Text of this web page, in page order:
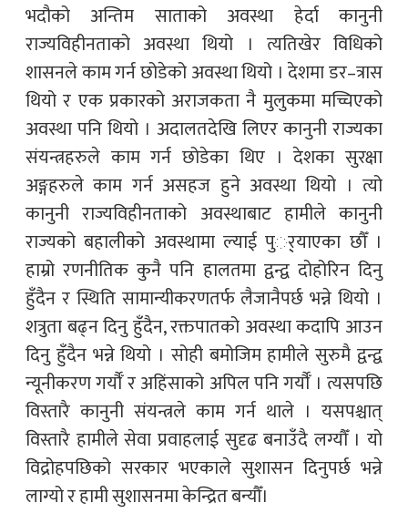
भदौको अन्तिम साताको अवस्था हेर्दा कानुनी
राज्यविहीनताको अवस्था थियो । त्यतिखेर विधिको
शासनले काम गर्न छोडेको अवस्था थियो । देशमा डर–त्रास
थियो र एक प्रकारको अराजकता नै मुलुकमा मच्चिएको
अवस्था पनि थियो । अदालतदेखि लिएर कानुनी राज्यका
संयन्त्रहरुले काम गर्न छोडेका थिए । देशका सुरक्षा
अङ्गहरुले काम गर्न असहज हुने अवस्था थियो । त्यो
कानुनी राज्यविहीनताको अवस्थाबाट हामीले कानुनी
राज्यको बहालीको अवस्थामा ल्याई पुर््याएका छौँ ।
हाम्रो रणनीतिक कुनै पनि हालतमा द्वन्द्व दोहोरिन दिनु
हुँदैन र स्थिति सामान्यीकरणतर्फ लैजानैपर्छ भन्ने थियो ।
शत्रुता बढ्न दिनु हुँदैन, रक्तपातको अवस्था कदापि आउन
दिनु हुँदैन भन्ने थियो । सोही बमोजिम हामीले सुरुमै द्वन्द्व
न्यूनीकरण गर्यौँ र अहिंसाको अपिल पनि गर्यौँ । त्यसपछि
विस्तारै कानुनी संयन्त्रले काम गर्न थाले । यसपश्चात्
विस्तारै हामीले सेवा प्रवाहलाई सुदृढ बनाउँदै लग्यौँ । यो
विद्रोहपछिको सरकार भएकाले सुशासन दिनुपर्छ भन्ने
लाग्यो र हामी सुशासनमा केन्द्रित बन्यौँ।